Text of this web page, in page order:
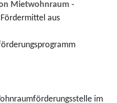
Mietwohnraum -
aus
im